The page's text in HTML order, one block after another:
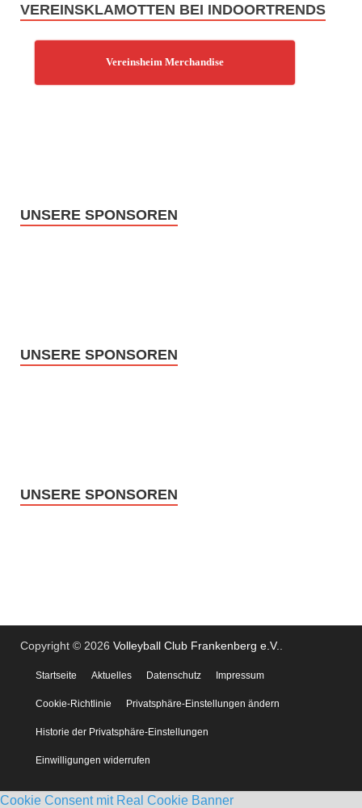
VEREINSKLAMOTTEN BEI INDOORTRENDS
Vereinsheim Merchandise
UNSERE SPONSOREN
UNSERE SPONSOREN
UNSERE SPONSOREN
Copyright © 2026 Volleyball Club Frankenberg e.V.
Startseite Aktuelles Datenschutz Impressum
Cookie-Richtlinie Privatsphäre-Einstellungen ändern
Historie der Privatsphäre-Einstellungen
Einwilligungen widerrufen
Cookie Consent mit Real Cookie Banner